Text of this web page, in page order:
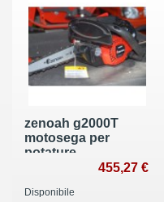
zenoah g2000T
motosega per
potature
455,27 €
Disponibile